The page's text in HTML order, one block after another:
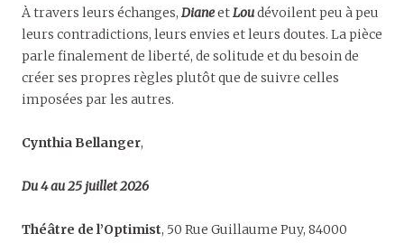
À travers leurs échanges, DianeetLoudévoilent peu à peu
leurs contradictions, leurs envies et leurs doutes. La pièce
parle finalement de liberté, de solitude et du besoin de
créer ses propres règles plutôt que de suivre celles
imposées par les autres.
Cynthia Bellanger,
Du 4 au 25 juillet 2026
Théâtre de l’Optimist, 50 Rue Guillaume Puy, 84000